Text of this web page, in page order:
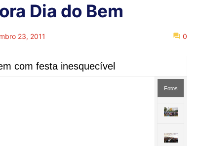
Dia do Bem
23, 2011 0
com festa inesquecível
Fotos